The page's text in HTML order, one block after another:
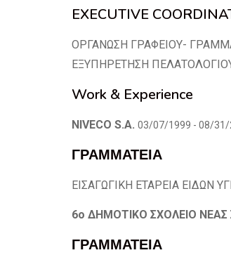
EXECUTIVE
ΟΡΓΑΝΩΣΗ ΓΡΑΦΕΙΟΥ-
ΕΞΥΠΗΡΕΤΗΣΗ
Work & Experience
NIVECO S.A. 03/07/1999 - 08/31/
ΓΡΑΜΜΑΤΕΙΑ
ΕΙΣΑΓΩΓΙΚΗ ΕΤΑΡΕΙΑ ΕΙΔΩΝ
6ο ΔΗΜΟΤΙΚΟ ΣΧΟΛΕΙΟ
ΓΡΑΜΜΑΤΕΙΑ